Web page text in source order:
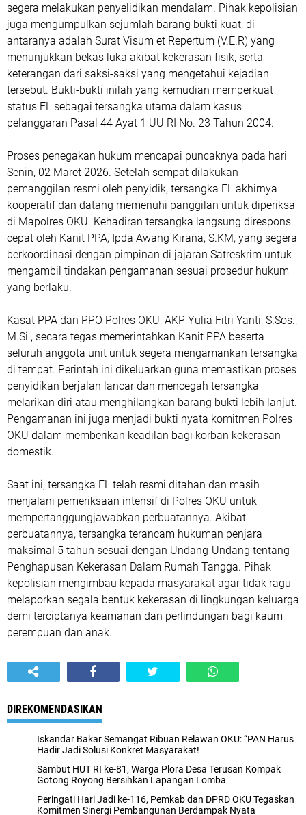
segera melakukan penyelidikan mendalam. Pihak kepolisian
juga mengumpulkan sejumlah barang bukti kuat, di
antaranya adalah Surat Visum et Repertum (V.E.R) yang
menunjukkan bekas luka akibat kekerasan fisik, serta
keterangan dari saksi-saksi yang mengetahui kejadian
tersebut. Bukti-bukti inilah yang kemudian memperkuat
status FL sebagai tersangka utama dalam kasus
pelanggaran Pasal 44 Ayat 1 UU RI No. 23 Tahun 2004.
Proses penegakan hukum mencapai puncaknya pada hari
Senin, 02 Maret 2026. Setelah sempat dilakukan
pemanggilan resmi oleh penyidik, tersangka FL akhirnya
kooperatif dan datang memenuhi panggilan untuk diperiksa
di Mapolres OKU. Kehadiran tersangka langsung direspons
cepat oleh Kanit PPA, Ipda Awang Kirana, S.KM, yang segera
berkoordinasi dengan pimpinan di jajaran Satreskrim untuk
mengambil tindakan pengamanan sesuai prosedur hukum
yang berlaku.
Kasat PPA dan PPO Polres OKU, AKP Yulia Fitri Yanti, S.Sos.,
M.Si., secara tegas memerintahkan Kanit PPA beserta
seluruh anggota unit untuk segera mengamankan tersangka
di tempat. Perintah ini dikeluarkan guna memastikan proses
penyidikan berjalan lancar dan mencegah tersangka
melarikan diri atau menghilangkan barang bukti lebih lanjut.
Pengamanan ini juga menjadi bukti nyata komitmen Polres
OKU dalam memberikan keadilan bagi korban kekerasan
domestik.
Saat ini, tersangka FL telah resmi ditahan dan masih
menjalani pemeriksaan intensif di Polres OKU untuk
mempertanggungjawabkan perbuatannya. Akibat
perbuatannya, tersangka terancam hukuman penjara
maksimal 5 tahun sesuai dengan Undang-Undang tentang
Penghapusan Kekerasan Dalam Rumah Tangga. Pihak
kepolisian mengimbau kepada masyarakat agar tidak ragu
melaporkan segala bentuk kekerasan di lingkungan keluarga
demi terciptanya keamanan dan perlindungan bagi kaum
perempuan dan anak.
DIREKOMENDASIKAN
Iskandar Bakar Semangat Ribuan Relawan OKU: “PAN Harus
Hadir Jadi Solusi Konkret Masyarakat!
Sambut HUT RI ke-81, Warga Plora Desa Terusan Kompak
Gotong Royong Bersihkan Lapangan Lomba
Peringati Hari Jadi ke-116, Pemkab dan DPRD OKU Tegaskan
Komitmen Sinergi Pembangunan Berdampak Nyata